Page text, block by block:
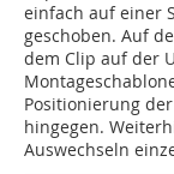
einfach auf einer
geschoben. Auf
dem Clip auf der
Positionierung
hingegen.
Auswechseln